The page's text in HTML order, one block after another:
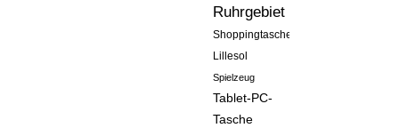
Ruhrgebiet
Shoppingtasche
Lillesol
Spielzeug
Tablet-PC-
Tasche